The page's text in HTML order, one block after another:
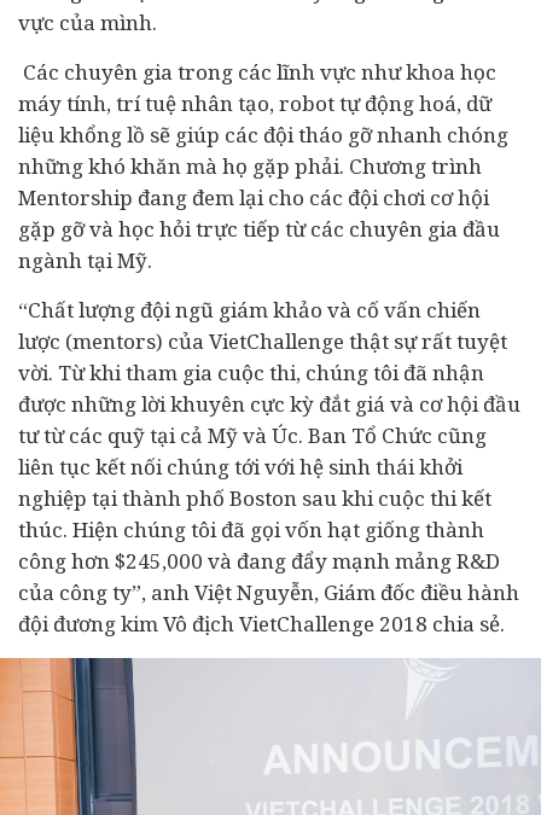
vực của mình.
Các chuyên gia trong các lĩnh vực như khoa học
máy tính, trí tuệ nhân tạo, robot tự động hoá, dữ
liệu khổng lồ sẽ giúp các đội tháo gỡ nhanh chóng
những khó khăn mà họ gặp phải. Chương trình
Mentorship đang đem lại cho các đội chơi cơ hội
gặp gỡ và học hỏi trực tiếp từ các chuyên gia đầu
ngành tại Mỹ.
“Chất lượng đội ngũ giám khảo và cố vấn chiến
lược (mentors) của VietChallenge thật sự rất tuyệt
vời. Từ khi tham gia cuộc thi, chúng tôi đã nhận
được những lời khuyên cực kỳ đắt giá và cơ hội đầu
tư từ các quỹ tại cả Mỹ và Úc. Ban Tổ Chức cũng
liên tục kết nối chúng tới với hệ sinh thái khởi
nghiệp tại thành phố Boston sau khi cuộc thi kết
thúc. Hiện chúng tôi đã gọi vốn hạt giống thành
công hơn $245,000 và đang đẩy mạnh mảng R&D
của công ty”, anh Việt Nguyễn, Giám đốc điều hành
đội đương kim Vô địch VietChallenge 2018 chia sẻ.